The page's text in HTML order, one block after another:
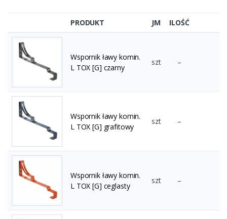
PRODUKT JM ILOŚĆ
Wspornik ławy komin.
L TOX [G] czarny
szt –
Wspornik ławy komin.
L TOX [G] grafitowy
szt –
Wspornik ławy komin.
L TOX [G] ceglasty
szt –